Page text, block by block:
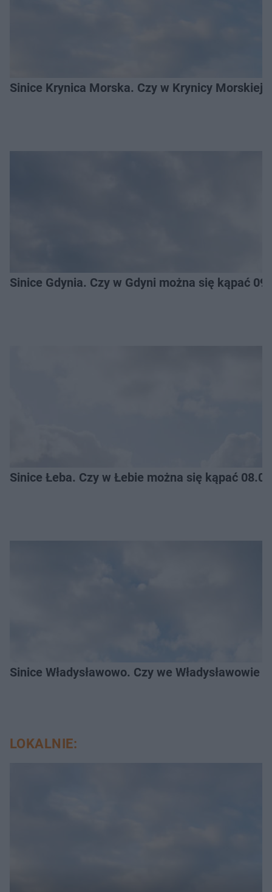
Sinice Krynica Morska. Czy w Krynicy Morskiej
Sinice Gdynia. Czy w Gdyni można się kąpać
Sinice Łeba. Czy w Łebie można się kąpać
Sinice Władysławowo. Czy we
LOKALNIE: